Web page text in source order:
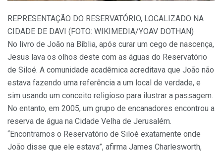
REPRESENTAÇÃO DO RESERVATÓRIO, LOCALIZADO NA
CIDADE DE DAVI (FOTO: WIKIMEDIA/YOAV DOTHAN)
No livro de João na Bíblia, após curar um cego de nascença,
Jesus lava os olhos deste com as águas do Reservatório
de Siloé. A comunidade acadêmica acreditava que João não
estava fazendo uma referência a um local de verdade, e
sim usando um conceito religioso para ilustrar a passagem.
No entanto, em 2005, um grupo de encanadores encontrou a
reserva de água na Cidade Velha de Jerusalém.
“Encontramos o Reservatório de Siloé exatamente onde
João disse que ele estava”, afirma James Charlesworth,